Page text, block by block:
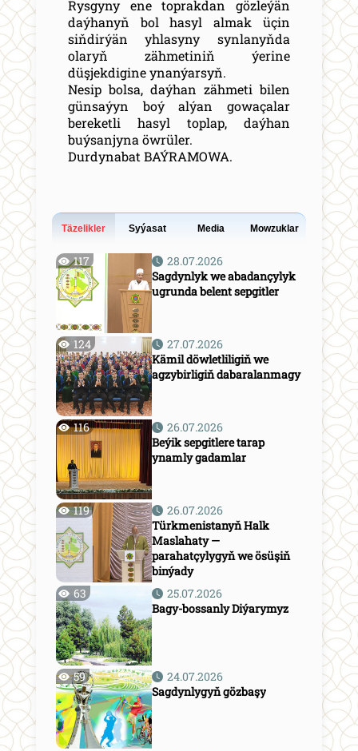
Rysgyny ene toprakdan gözleýän
daýhanyň bol hasyl almak üçin
siňdirýän yhlasyny synlanyňda
olaryň zähmetiniň ýerine
düşjekdigine ynanýarsyň.
Nesip bolsa, daýhan zähmeti bilen
günsaýyn boý alýan gowaçalar
bereketli hasyl toplap, daýhan
buýsanjyna öwrüler.
Durdynabat BAÝRAMOWA.
Täzelikler Syýasat Media Mowzuklar
117
28.07.2026
Sagdynlyk we abadançylyk
ugrunda belent sepgitler
124
27.07.2026
Kämil döwletliligiň we
agzybirligiň dabaralanmagy
116
26.07.2026
Beýik sepgitlere tarap
ynamly gadamlar
119
26.07.2026
Türkmenistanyň Halk
Maslahaty —
parahatçylygyň we ösüşiň
binýady
63
25.07.2026
Bagy-bossanly Diýarymyz
59
24.07.2026
Sagdynlygyň gözbaşy